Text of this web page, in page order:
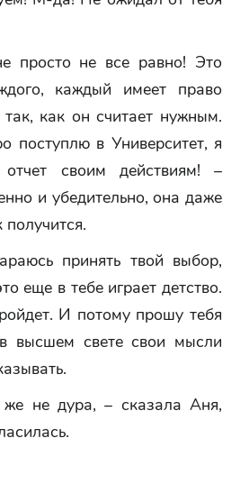
просто не все равно! Это
каждый имеет право
так, как он считает нужным.
поступлю в Университет, я
своим действиям! –
и убедительно, она даже
принять твой выбор,
еще в тебе играет детство.
И потому прошу тебя
высшем свете свои мысли
не дура, – сказала Аня,